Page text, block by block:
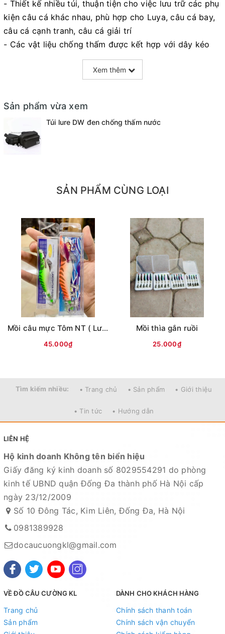
- Thiết kế nhiều túi, thuận tiện cho việc lưu trữ các phụ
kiện câu cá khác nhau, phù hợp cho Luya, câu cá bay,
câu cá cạnh tranh, câu cá giải trí
- Các vật liệu chống thấm được kết hợp với dây kéo
không thấm nước, và hiệu suất chống nước mạnh mẽ
1. Gói chính (28 * 16 * 10cm)
2. Túi con 1 (28 * 13 * 3cm)
3. Túi con 2 (28 * 12cm)
4. Gói bên * 1
Xem thêm
Sản phẩm vừa xem
Túi lure DW đen chống thấm nước
SẢN PHẨM CÙNG LOẠI
Mồi câu mực Tôm NT ( Lưng vằn )
45.000₫
Mồi thìa gắn ruồi
25.000₫
Tìm kiếm nhiều: • Trang chủ • Sản phẩm • Giới thiệu
• Tin tức • Hướng dẫn
LIÊN HỆ
Hộ kinh doanh Không tên biển hiệu
Giấy đăng ký kinh doanh số 8029554291 do phòng
kinh tế UBND quận Đống Đa thành phố Hà Nội cấp
ngày 23/12/2009
Số 10 Đông Tác, Kim Liên, Đống Đa, Hà Nội
0981389928
docaucuongkl@gmail.com
VỀ ĐỒ CÂU CƯỜNG KL
Trang chủ
Sản phẩm
DÀNH CHO KHÁCH HÀNG
Chính sách thanh toán
Chính sách vận chuyển